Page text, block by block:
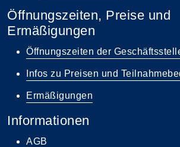
Öffnungszeiten, Preise und
Ermäßigungen
Öffnungszeiten der
Infos zu Preisen und
Ermäßigungen
Informationen
AGB